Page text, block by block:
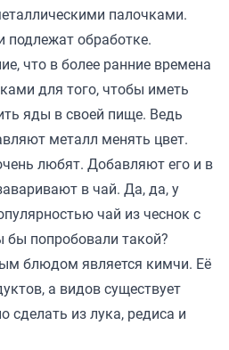
палочками.
подлежат обработке.
что в более ранние времена
для того, чтобы иметь
яды в своей пище. Ведь
металл менять цвет.
любят. Добавляют его и в
в чай. Да, да, у
чай из чеснок с
попробовали такой?
блюдом является кимчи. Её
а видов существует
сделать из лука, редиса и